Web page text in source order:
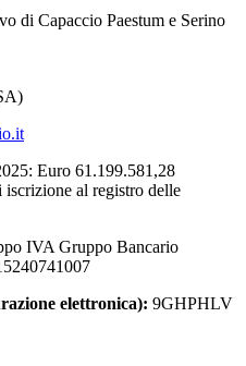
di Capaccio Paestum e Serino
Euro 61.199.581,28
al registro delle
IVA Gruppo Bancario
elettronica): 9GHPHLV